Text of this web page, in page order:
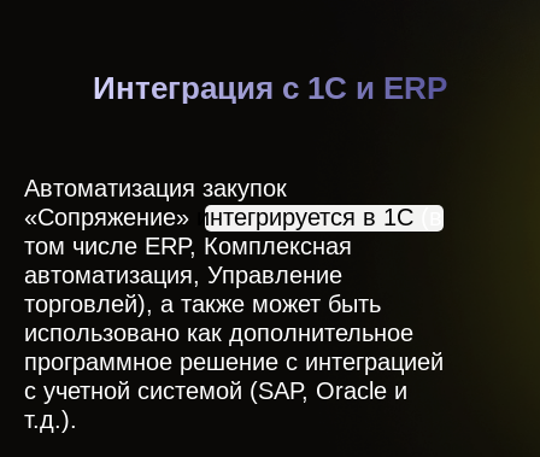
Интеграция с 1С и ERP
Автоматизация закупок
«Сопряжение» интегрируется в 1С
том числе ERP, Комплексная
автоматизация, Управление
торговлей), а также может быть
использовано как дополнительное
программное решение с интеграцией
с учетной системой (SAP, Oracle и
т.д.).